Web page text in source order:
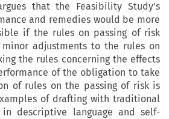
that the Feasibility Study's
and remedies would be more
if the rules on passing of risk
adjustments to the rules on
the rules concerning the effects
of the obligation to take
of rules on the passing of risk is
of drafting with traditional
descriptive language and self-